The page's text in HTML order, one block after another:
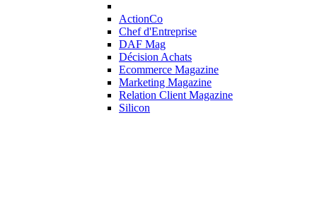
ActionCo
Chef d'Entreprise
DAF Mag
Décision Achats
Ecommerce Magazine
Marketing Magazine
Relation Client Magazine
Silicon